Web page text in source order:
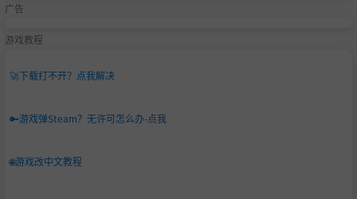
广告
游戏教程
🚀下载打不开？点我解决
🔑游戏弹Steam？无许可怎么办-点我
🌐游戏改中文教程